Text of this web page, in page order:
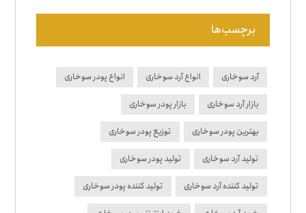
برچسب‌ها
آرد سوخاری انواع آرد سوخاری انواع پودر سوخاری
بازار آرد سوخاری بازار پودر سوخاری
بهترین پودر سوخاری توزیع پودر سوخاری
تولید آرد سوخاری تولید پودر سوخاری
تولید کننده آرد سوخاری تولید کننده پودر سوخاری